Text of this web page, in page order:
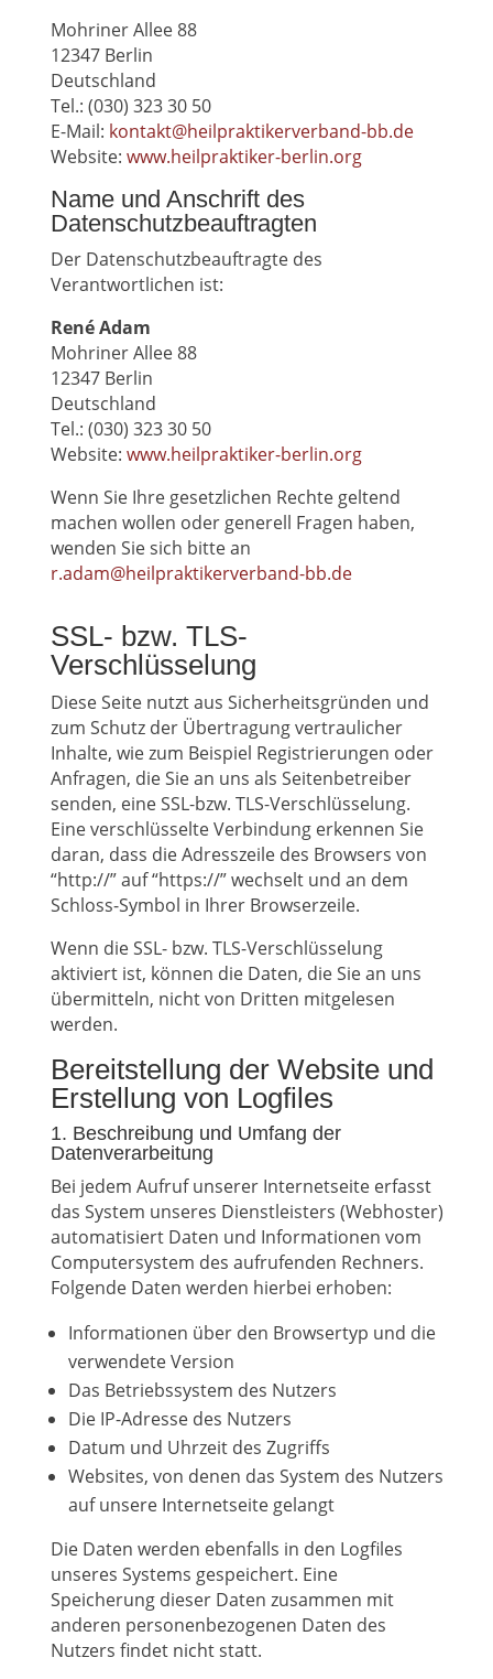
Mohriner Allee 88
12347 Berlin
Deutschland
Tel.: (030) 323 30 50
E-Mail: kontakt@heilpraktikerverband-bb.de
Website: www.heilpraktiker-berlin.org
Name und Anschrift des
Datenschutzbeauftragten
Der Datenschutzbeauftragte des
Verantwortlichen ist:
René Adam
Mohriner Allee 88
12347 Berlin
Deutschland
Tel.: (030) 323 30 50
Website: www.heilpraktiker-berlin.org
Wenn Sie Ihre gesetzlichen Rechte geltend
machen wollen oder generell Fragen haben,
wenden Sie sich bitte an
r.adam@heilpraktikerverband-bb.de
SSL- bzw. TLS-
Verschlüsselung
Diese Seite nutzt aus Sicherheitsgründen und
zum Schutz der Übertragung vertraulicher
Inhalte, wie zum Beispiel Registrierungen oder
Anfragen, die Sie an uns als Seitenbetreiber
senden, eine SSL-bzw. TLS-Verschlüsselung.
Eine verschlüsselte Verbindung erkennen Sie
daran, dass die Adresszeile des Browsers von
“http://” auf “https://” wechselt und an dem
Schloss-Symbol in Ihrer Browserzeile.
Wenn die SSL- bzw. TLS-Verschlüsselung
aktiviert ist, können die Daten, die Sie an uns
übermitteln, nicht von Dritten mitgelesen
werden.
Bereitstellung der Website und
Erstellung von Logfiles
1. Beschreibung und Umfang der
Datenverarbeitung
Bei jedem Aufruf unserer Internetseite erfasst
das System unseres Dienstleisters (Webhoster)
automatisiert Daten und Informationen vom
Computersystem des aufrufenden Rechners.
Folgende Daten werden hierbei erhoben:
Informationen über den Browsertyp und die
verwendete Version
Das Betriebssystem des Nutzers
Die IP-Adresse des Nutzers
Datum und Uhrzeit des Zugriffs
Websites, von denen das System des Nutzers
auf unsere Internetseite gelangt
Die Daten werden ebenfalls in den Logfiles
unseres Systems gespeichert. Eine
Speicherung dieser Daten zusammen mit
anderen personenbezogenen Daten des
Nutzers findet nicht statt.